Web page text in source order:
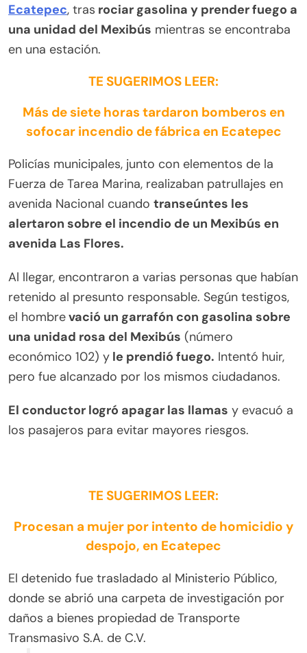
Ecatepec, tras rociar gasolina y prender fuego a
una unidad del Mexibús mientras se encontraba
en una estación.
TE SUGERIMOS LEER:
Más de siete horas tardaron bomberos en
sofocar incendio de fábrica en Ecatepec
Policías municipales, junto con elementos de la
Fuerza de Tarea Marina, realizaban patrullajes en
avenida Nacional cuando transeúntes les
alertaron sobre el incendio de un Mexibús en
avenida Las Flores.
Al llegar, encontraron a varias personas que habían
retenido al presunto responsable. Según testigos,
el hombrevació un garrafón con gasolina sobre
una unidad rosa del Mexibús (número
económico 102) y le prendió fuego. Intentó huir,
pero fue alcanzado por los mismos ciudadanos.
El conductor logró apagar las llamas y evacuó a
los pasajeros para evitar mayores riesgos.
TE SUGERIMOS LEER:
Procesan a mujer por intento de homicidio y
despojo, en Ecatepec
El detenido fue trasladado al Ministerio Público,
donde se abrió una carpeta de investigación por
daños a bienes propiedad de Transporte
Transmasivo S.A. de C.V.